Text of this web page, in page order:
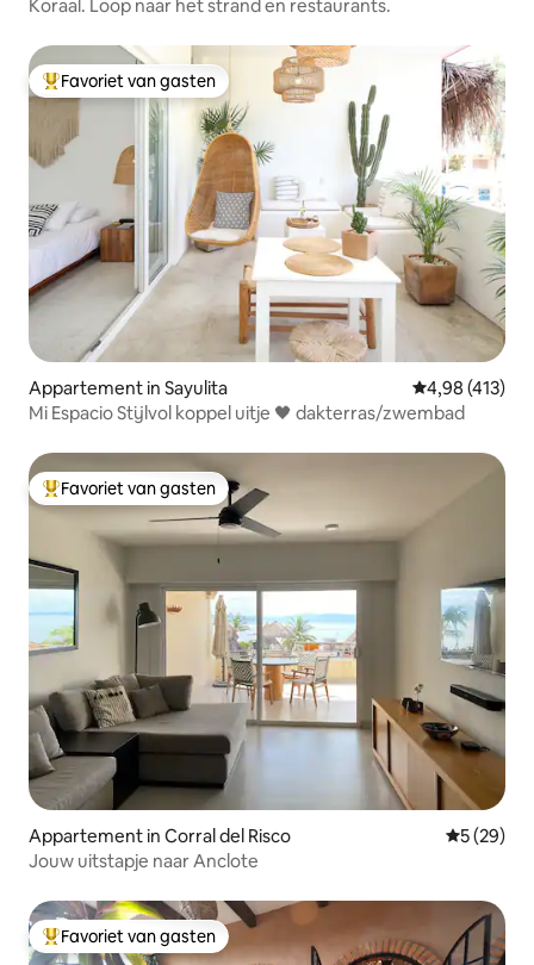
Koraal. Loop naar het strand en restaurants.
Topfavoriet van gasten
Favoriet van gasten
Appartement in Sayulita Gemiddelde
4,98 (413)
Mi Espacio Stijlvol koppel uitje 🖤 dakterras/zwembad
Topfavoriet van gasten
Favoriet van gasten
Appartement in Corral del Risco
5 (29)
Jouw uitstapje naar Anclote
Topfavoriet van gasten
Favoriet van gasten